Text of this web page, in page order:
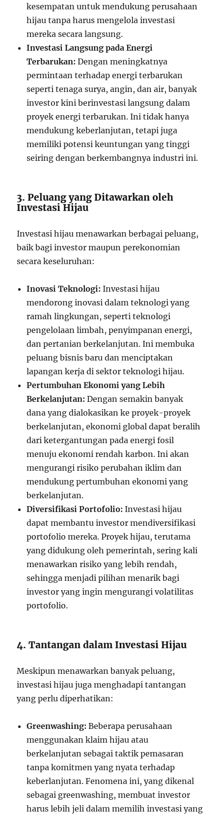
kesempatan untuk mendukung perusahaan
hijau tanpa harus mengelola investasi
mereka secara langsung.
Investasi Langsung pada Energi
Terbarukan: Dengan meningkatnya
permintaan terhadap energi terbarukan
seperti tenaga surya, angin, dan air, banyak
investor kini berinvestasi langsung dalam
proyek energi terbarukan. Ini tidak hanya
mendukung keberlanjutan, tetapi juga
memiliki potensi keuntungan yang tinggi
seiring dengan berkembangnya industri ini.
3. Peluang yang Ditawarkan oleh
Investasi Hijau
Investasi hijau menawarkan berbagai peluang,
baik bagi investor maupun perekonomian
secara keseluruhan:
Inovasi Teknologi: Investasi hijau
mendorong inovasi dalam teknologi yang
ramah lingkungan, seperti teknologi
pengelolaan limbah, penyimpanan energi,
dan pertanian berkelanjutan. Ini membuka
peluang bisnis baru dan menciptakan
lapangan kerja di sektor teknologi hijau.
Pertumbuhan Ekonomi yang Lebih
Berkelanjutan: Dengan semakin banyak
dana yang dialokasikan ke proyek-proyek
berkelanjutan, ekonomi global dapat beralih
dari ketergantungan pada energi fosil
menuju ekonomi rendah karbon. Ini akan
mengurangi risiko perubahan iklim dan
mendukung pertumbuhan ekonomi yang
berkelanjutan.
Diversifikasi Portofolio: Investasi hijau
dapat membantu investor mendiversifikasi
portofolio mereka. Proyek hijau, terutama
yang didukung oleh pemerintah, sering kali
menawarkan risiko yang lebih rendah,
sehingga menjadi pilihan menarik bagi
investor yang ingin mengurangi volatilitas
portofolio.
4. Tantangan dalam Investasi Hijau
Meskipun menawarkan banyak peluang,
investasi hijau juga menghadapi tantangan
yang perlu diperhatikan:
Greenwashing: Beberapa perusahaan
menggunakan klaim hijau atau
berkelanjutan sebagai taktik pemasaran
tanpa komitmen yang nyata terhadap
keberlanjutan. Fenomena ini, yang dikenal
sebagai greenwashing, membuat investor
harus lebih jeli dalam memilih investasi yang